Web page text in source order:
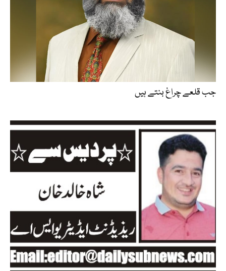
جب قلعے چراغ بنتے ہیں